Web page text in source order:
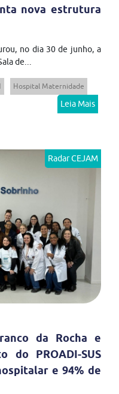
nova estrutura
no dia 30 de junho, a
de...
Hospital Maternidade
Leia Mais
Radar CEJAM
da Rocha e
do PROADI-SUS
e 94% de